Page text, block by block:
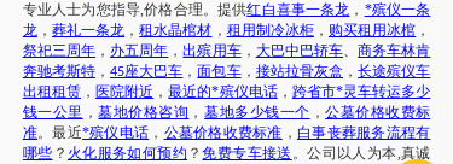
专业人士为您指导,价格合理。提供红白喜事一条龙 ， *殡仪一条
龙， 葬礼一条龙 ，租水晶棺材 ， 租用制冷冰柜， 购买租用冰棺 ，
祭祀三周年 ， 办五周年 ，出殡用车， 大巴中巴轿车、商务车林肯
奔驰考斯特 ，45座大巴车 ，面包车， 接站拉骨灰盒 ，长途殡仪车
出租租赁， 医院附近 ，最近的*殡仪电话， 跨省市*灵车转运多少
钱一公里 ，墓地价格咨询 ，墓地多少钱一个 ，公墓价格收费标
准。最近*殡仪电话 ， 公墓价格收费标准 ，白事丧葬服务流程有
哪些 ？ 火化服务如何预约 ？免费专车接送 。公司以人为本,真诚